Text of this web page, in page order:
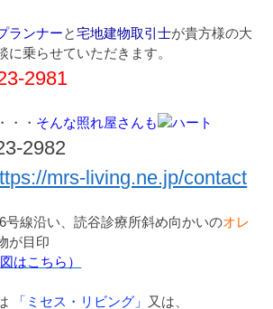
ランナーと宅地建物取引士が貴方様の大
に乗らせていただきます。
2981
・・ そんな照れ屋さんも
2982
mrs-living.ne.jp/contact
号線沿い、読谷診療所斜め向かいのオレ
が目印
はこちら）
「ミセス・リビング」 又は、